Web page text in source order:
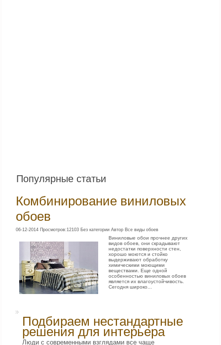
Популярные статьи
Комбинирование виниловых
обоев
06-12-2014 Просмотров:12103 Без категории Автор Все виды обоев
Виниловые обои прочнее других
видов обоев, они скрадывают
недостатки поверхности стен,
хорошо моются и стойко
выдерживают обработку
химическими моющими
веществами. Еще одной
особенностью виниловых обоев
является их влагоустойчивость.
Сегодня широко...
Подбираем нестандартные
решения для интерьера
Люди с современными взглядами все чаще